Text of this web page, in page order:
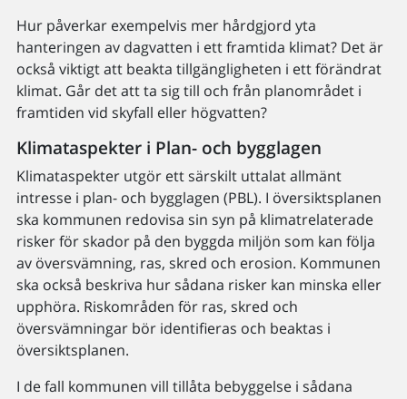
Hur påverkar exempelvis mer hårdgjord yta
hanteringen av dagvatten i ett framtida klimat? Det är
också viktigt att beakta tillgängligheten i ett förändrat
klimat. Går det att ta sig till och från planområdet i
framtiden vid skyfall eller högvatten?
Klimataspekter i Plan- och bygglagen
Klimataspekter utgör ett särskilt uttalat allmänt
intresse i plan- och bygglagen (PBL). I översiktsplanen
ska kommunen redovisa sin syn på klimatrelaterade
risker för skador på den byggda miljön som kan följa
av översvämning, ras, skred och erosion. Kommunen
ska också beskriva hur sådana risker kan minska eller
upphöra. Riskområden för ras, skred och
översvämningar bör identifieras och beaktas i
översiktsplanen.
I de fall kommunen vill tillåta bebyggelse i sådana